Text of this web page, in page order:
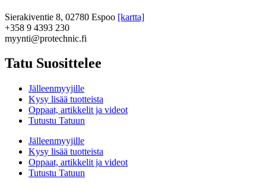
Sierakiventie 8, 02780 Espoo [kartta]
+358 9 4393 230
myynti@protechnic.fi
Tatu Suosittelee
Jälleenmyyjille
Kysy lisää tuotteista
Oppaat, artikkelit ja videot
Tutustu Tatuun
Jälleenmyyjille
Kysy lisää tuotteista
Oppaat, artikkelit ja videot
Tutustu Tatuun